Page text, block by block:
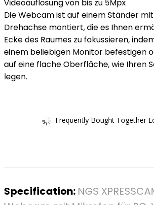
Videoauflösung von bis zu 5Mpx
Die Webcam ist auf einem Ständer
Drehachse montiert, die es Ihnen
Ecke des Raumes zu fokussieren,
einem beliebigen Monitor befestigen
auf eine flache Oberfläche, wie Ihren
legen.
Frequently Bought Together
Specification: NGS